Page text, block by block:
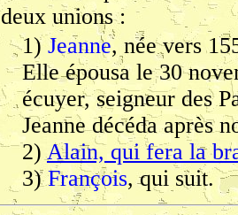
deux unions :
1)Jeanne, née vers
Elle épousa le 30
écuyer, seigneur des
Jeanne décéda après
2)Alain, qui fera la
3)François, qui suit.